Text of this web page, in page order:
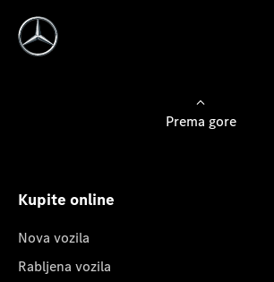
Prema gore
Kupite online
Nova vozila
Rabljena vozila